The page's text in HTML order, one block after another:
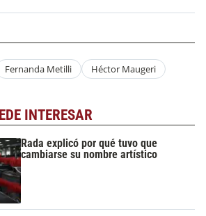
Fernanda Metilli Héctor Maugeri
INTERESAR
Rada explicó por qué tuvo que
cambiarse su nombre artístico